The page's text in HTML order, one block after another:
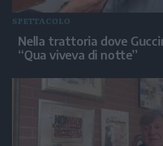
SPETTACOLO
Nella trattoria dove
“Qua viveva di notte”